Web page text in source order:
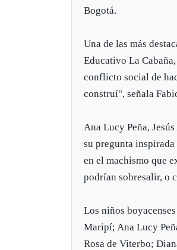
Bogotá.
Una de las más
Educativo La
conflicto social de
construí", señala
Ana Lucy Peña,
su pregunta
en el machismo que
podrían sobresalir, o
Los niños
Maripí; Ana Lucy
Rosa de Viterbo;